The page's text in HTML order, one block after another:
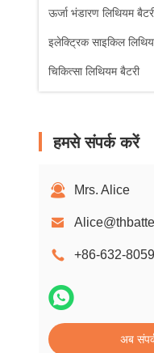
ऊर्जा भंडारण लिथियम
इलेक्ट्रिक साइकिल
चिकित्सा लिथियम बैटरी
हमसे संपर्क करें
Mrs. Alice
+86-632-
अब